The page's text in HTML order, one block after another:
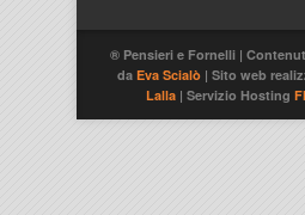
® Pensieri e Fornelli |
da Eva Scialò | Sito web
Lalla | Servizio Hosting